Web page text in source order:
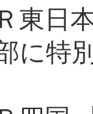
東日
に特